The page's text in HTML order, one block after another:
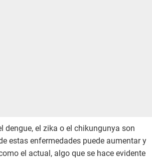
el zika o el chikungunya son
estas enfermedades puede aumentar y
el actual, algo que se hace evidente